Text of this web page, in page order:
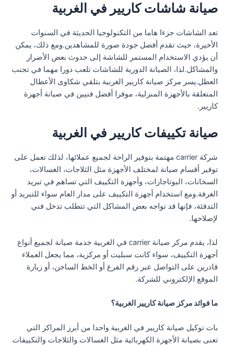
صيانة شاشات كاريير في الغربية
تعد الشاشات جزءا هاما من التكنولوجيا الحديثة في السنوات
الأخيرة، حيث تقدم أفضل جودة صورة للمشاهدين.ومع ذلك، يمكن
أن يؤدي الاستخدام المستمر للشاشة إلى حدوث بعض الأضرار
والمشاكل.لذا، الصيانة الدورية للشاشات تلعب دورا مهما في تجنب
العطل.يسر مركز صيانة كاريير الغربية بتلقي شكاوى الأعطال
المتعلقة بالأجهزة المنزلية، موفرا أفضل فنيين في صيانة أجهزة
كاريير.
صيانة تكييفات كاريير في الغربية
شركة carrier مهتمة بتوفير الراحة لجميع عملائها، لذلك تعمل على
توفير أقسام صيانة لمختلف الأجهزة مثل الثلاجات، الغسالات،
السخانات، البوتاجازات، وأجهزة التكييف التي تساهم في تبريد
الغرفة.ومع استخدام أجهزة التكييف على مدار العام سواء للتبريد أو
التدفئة، فإنها قد تواجه بعض المشاكل التي تتطلب تدخل فني
لإصلاحها.
لذا، يقدم مركز صيانة carrier في الغربية خدمة صيانة لجميع أنواع
أجهزة التكييف، سواء كانت سبليت أو مركزية، مما يجعل العملاء
قادرين على التواصل عبر رقم الفرع أو الخط الساخن، أو زيارة
الموقع الإلكتروني للشركة.
ما فوائد مركز صيانة كاريير الغربية؟
بات توكيل صيانة كاريير في الغربية واحدا من أبرز المراكز التي
تعنى بصيانة الأجهزة الكهربائية مثل الغسالات والثلاجات والتكييفات